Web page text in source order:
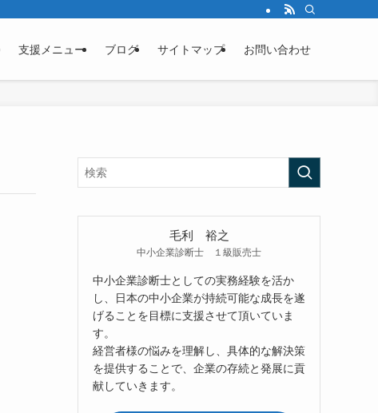
支援メニュー ブログ サイトマップ お問い合わせ
毛利 裕之
中小企業診断士 １級販売士
中小企業診断士としての実務経験を活か
し、日本の中小企業が持続可能な成長を遂
げることを目標に支援させて頂いていま
す。
経営者様の悩みを理解し、具体的な解決策
を提供することで、企業の存続と発展に貢
献していきます。